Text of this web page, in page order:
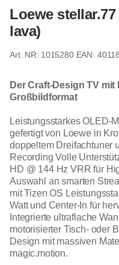
Loewe
lava)
1015280 EAN:
Der Craft-Design TV
Großbildformat
Leistungsstarkes OLED-
gefertigt von Loewe in
doppeltem Dreifachtuner
Recording Volle
HD @ 144 Hz VRR für
Auswahl an smarten
mit Tizen OS
Watt und Center-In für
Integrierte ultraflache
motorisierter Tisch- oder
Design mit massiven
magic.motion.